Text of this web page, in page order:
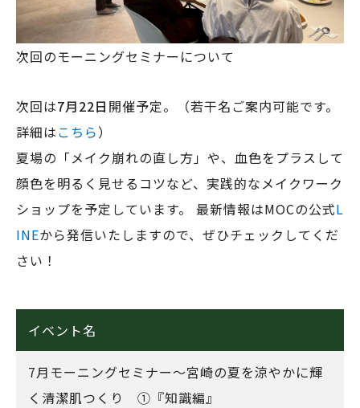
次回のモーニングセミナーについて
次回は7月22日 開催予定。（若干名ご案内可能です。
詳細はこちら）
夏場の「メイク崩れの直し方」や、血色をプラスして
顔色を明るく見せるコツなど、実践的なメイクワーク
ショップを予定しています。 最新情報はMOCの公式L
INEから発信いたしますので、ぜひチェックしてくだ
さい！
イベント名
7月モーニングセミナー～宮崎の夏を涼やかに輝
く清潔肌つくり ①『知識編』